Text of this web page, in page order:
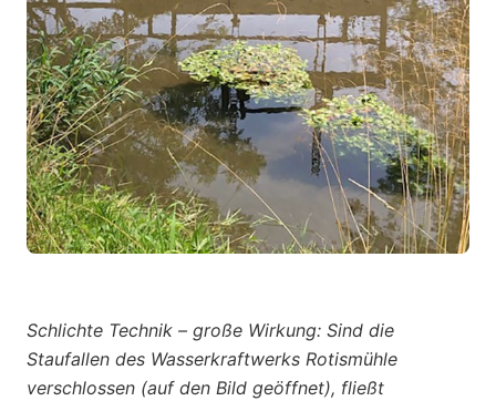
Schlichte Technik – große Wirkung: Sind die
Staufallen des Wasserkraftwerks Rotismühle
verschlossen (auf den Bild geöffnet), fließt